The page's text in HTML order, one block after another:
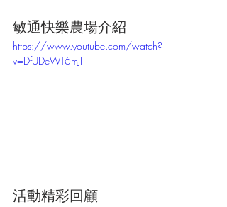
敏通快樂農場介紹
https://www.youtube.com/watch?
v=DfUDeWT6mJI
活動精彩回顧